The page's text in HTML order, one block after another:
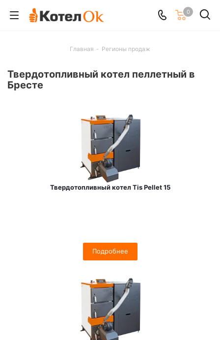
0
Главная - Регионы продаж
Твердотопливный котел пеллетный в
Бресте
Твердотопливный котел Tis Pellet 15
Подробнее